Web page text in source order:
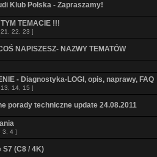
Klub Polska - Zapraszamy!
TEMACIE !!!
21 22 23 ]
NAPISZESZ- NAZWY TEMATÓW
- Diagnostyka-LOGI, opis, naprawy, FAQ
13 14 15 ]
porady techniczne update 24.08.2011
3 4 ]
(C8 / 4K)